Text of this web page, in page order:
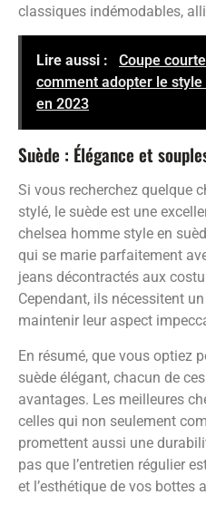
classiques indémodables,
Lire aussi :
Coupe
comment adopter le
en 2023
Suède : Élégance et
Si vous recherchez quelque
stylé, le suède est une
chelsea homme style en
qui se marie parfaitement
jeans décontractés aux
Cependant, ils nécessitent
maintenir leur aspect
En résumé, que vous optiez
suède élégant, chacun de
avantages. Les meilleures
celles qui non seulement
promettent aussi une
pas que l’entretien régulier
et l’esthétique de vos bottes